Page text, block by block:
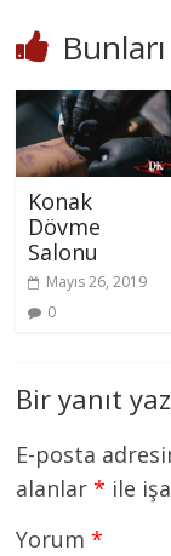
Konak
Dövme
Salonu
Mayıs 26, 2019
0
Bir yanıt
E-posta
alanlar* ile
Yorum*